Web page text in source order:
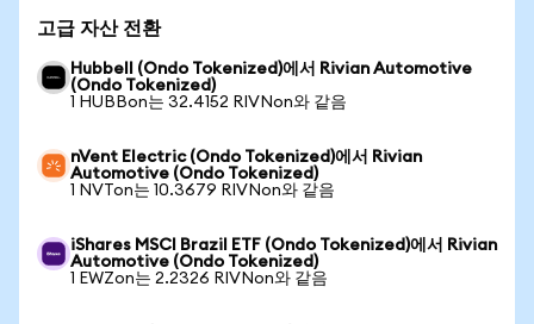
고급 자산 전환
Hubbell (Ondo Tokenized)에서 Rivian Automotive
(Ondo Tokenized)
1 HUBBon는 32.4152 RIVNon와 같음
nVent Electric (Ondo Tokenized)에서 Rivian
Automotive (Ondo Tokenized)
1 NVTon는 10.3679 RIVNon와 같음
iShares MSCI Brazil ETF (Ondo Tokenized)에서 Rivian
Automotive (Ondo Tokenized)
1 EWZon는 2.2326 RIVNon와 같음